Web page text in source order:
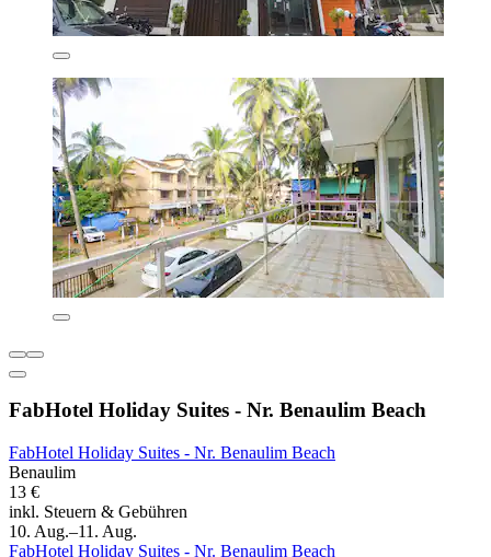
FabHotel Holiday Suites - Nr. Benaulim Beach
FabHotel Holiday Suites - Nr. Benaulim Beach
Benaulim
13 €
inkl. Steuern & Gebühren
10. Aug.–11. Aug.
FabHotel Holiday Suites - Nr. Benaulim Beach